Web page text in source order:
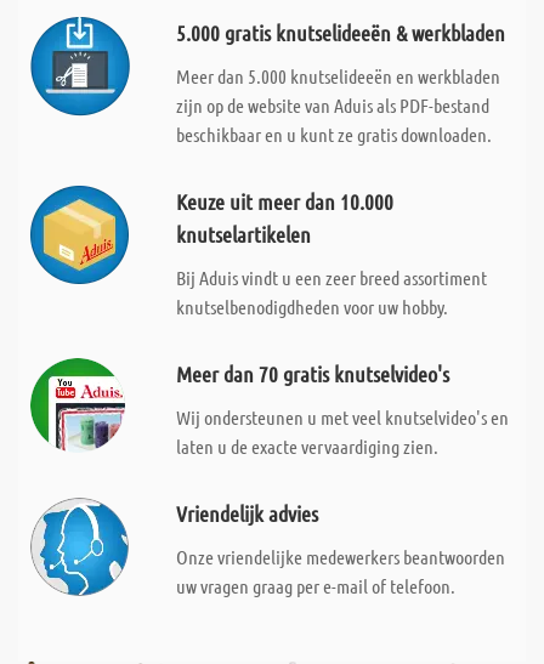
5.000 gratis knutselideeën & werkbladen
Meer dan 5.000 knutselideeën en werkbladen
zijn op de website van Aduis als PDF-bestand
beschikbaar en u kunt ze gratis downloaden.
Keuze uit meer dan 10.000
knutselartikelen
Bij Aduis vindt u een zeer breed assortiment
knutselbenodigdheden voor uw hobby.
Meer dan 70 gratis knutselvideo's
Wij ondersteunen u met veel knutselvideo's en
laten u de exacte vervaardiging zien.
Vriendelijk advies
Onze vriendelijke medewerkers beantwoorden
uw vragen graag per e-mail of telefoon.